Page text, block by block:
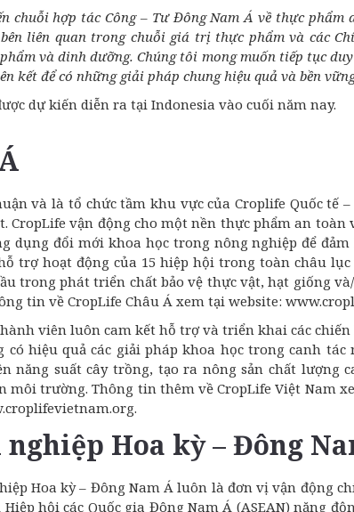
chuỗi hợp tác Công – Tư Đông Nam Á về thực phẩm
liên quan trong chuỗi giá trị thực phẩm và các
và dinh dưỡng. Chúng tôi mong muốn tiếp tục
kết để có những giải pháp chung hiệu quả và bền
dự kiến diễn ra tại Indonesia vào cuối năm nay.
và là tổ chức tầm khu vực của Croplife Quốc tế –
CropLife vận động cho một nền thực phẩm an toàn
dụng đổi mới khoa học trong nông nghiệp để
trợ hoạt động của 15 hiệp hội trong toàn châu lục
trong phát triển chất bảo vệ thực vật, hạt giống
tin về CropLife Châu Á xem tại website:
viên luôn cam kết hỗ trợ và triển khai các
hiệu quả các giải pháp khoa học trong canh tác
năng suất cây trồng, tạo ra nông sản chất lượng
môi trường. Thông tin thêm về CropLife Việt Nam
Hoa kỳ – Đông
Hoa kỳ – Đông Nam Á luôn là đơn vị vận động
hội các Quốc gia Đông Nam Á (ASEAN) năng